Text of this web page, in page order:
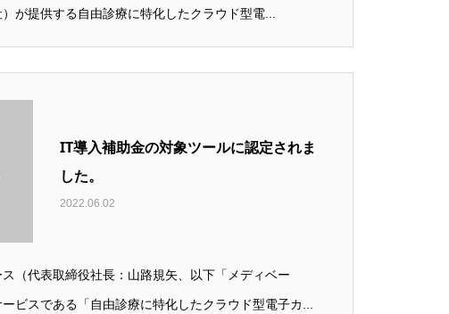
が提供する自由診療に特化したクラウド型電...
IT導入補助金の対象ツールに認定されま
した。
2022.06.02
（代表取締役社長：山路規矢、以下「メディベー
ビスである「自由診療に特化したクラウド型電子カ...